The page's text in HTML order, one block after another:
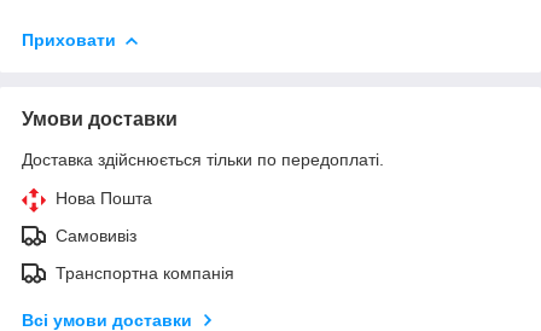
Приховати
Умови доставки
Доставка здійснюється тільки по передоплаті.
Нова Пошта
Самовивіз
Транспортна компанія
Всі умови доставки